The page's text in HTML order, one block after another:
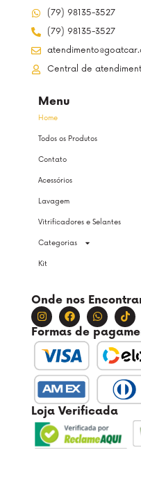
(79) 98135-3527
(79) 98135-3527
Central de
Menu
Home
Todos os Produtos
Contato
Acessórios
Lavagem
Vitrificadores e Selantes
Categorias
Kit
Onde nos
Formas de
Loja Verificada